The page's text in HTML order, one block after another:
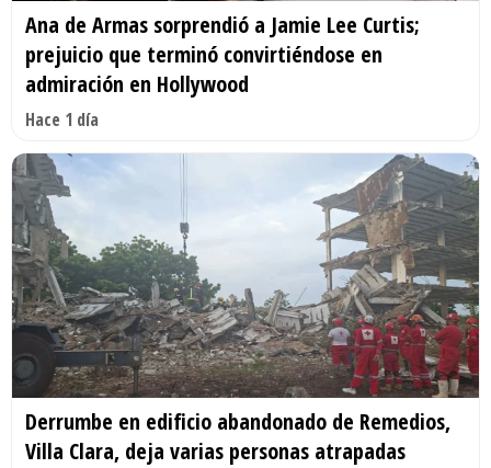
Ana de Armas sorprendió a Jamie Lee Curtis;
prejuicio que terminó convirtiéndose en
admiración en Hollywood
Hace 1 día
Derrumbe en edificio abandonado de Remedios,
Villa Clara, deja varias personas atrapadas